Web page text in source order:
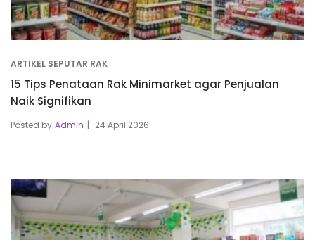
ARTIKEL SEPUTAR RAK
15 Tips Penataan Rak Minimarket agar Penjualan
Naik Signifikan
Posted by Admin 24 April 2026